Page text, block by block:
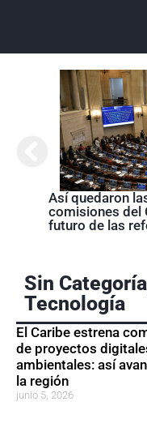
Así quedaron
comisiones del
futuro de las
Sin Categoría
Tecnología
El Caribe estrena
de proyectos
ambientales: así
la región
junio 5, 2026